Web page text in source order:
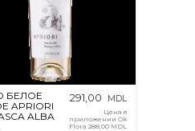
БЕЛОЕ
APRIORI
ALBA
291,00 MDL
Цена в
приложении Ok
Flora288,00 MDL